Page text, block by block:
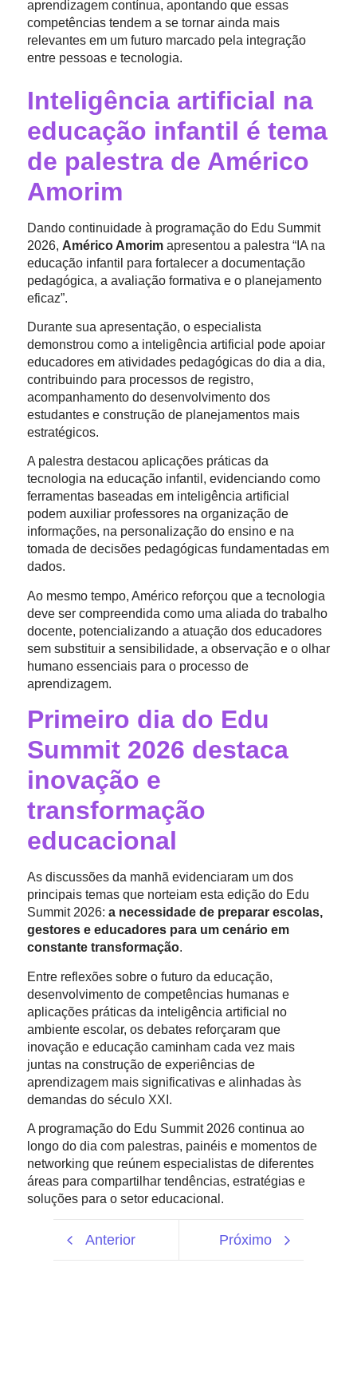
aprendizagem contínua, apontando que essas
competências tendem a se tornar ainda mais
relevantes em um futuro marcado pela integração
entre pessoas e tecnologia.
Inteligência artificial na
educação infantil é tema
de palestra de Américo
Amorim
Dando continuidade à programação do Edu Summit
2026, Américo Amorimapresentou a palestra “IA na
educação infantil para fortalecer a documentação
pedagógica, a avaliação formativa e o planejamento
eficaz”.
Durante sua apresentação, o especialista
demonstrou como a inteligência artificial pode apoiar
educadores em atividades pedagógicas do dia a dia,
contribuindo para processos de registro,
acompanhamento do desenvolvimento dos
estudantes e construção de planejamentos mais
estratégicos.
A palestra destacou aplicações práticas da
tecnologia na educação infantil, evidenciando como
ferramentas baseadas em inteligência artificial
podem auxiliar professores na organização de
informações, na personalização do ensino e na
tomada de decisões pedagógicas fundamentadas em
dados.
Ao mesmo tempo, Américo reforçou que a tecnologia
deve ser compreendida como uma aliada do trabalho
docente, potencializando a atuação dos educadores
sem substituir a sensibilidade, a observação e o olhar
humano essenciais para o processo de
aprendizagem.
Primeiro dia do Edu
Summit 2026 destaca
inovação e
transformação
educacional
As discussões da manhã evidenciaram um dos
principais temas que norteiam esta edição do Edu
Summit 2026: a necessidade de preparar escolas,
gestores e educadores para um cenário em
constante transformação.
Entre reflexões sobre o futuro da educação,
desenvolvimento de competências humanas e
aplicações práticas da inteligência artificial no
ambiente escolar, os debates reforçaram que
inovação e educação caminham cada vez mais
juntas na construção de experiências de
aprendizagem mais significativas e alinhadas às
demandas do século XXI.
A programação do Edu Summit 2026 continua ao
longo do dia com palestras, painéis e momentos de
networking que reúnem especialistas de diferentes
áreas para compartilhar tendências, estratégias e
soluções para o setor educacional.
Anterior Próximo